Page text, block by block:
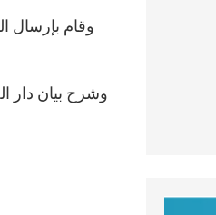
وقام بإرسال
وشرح بيان دار